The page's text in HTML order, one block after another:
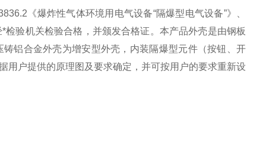
《爆炸性气体环境用电气设备“隔爆型电气设备”》、
检验机关检验合格，并颁发合格证。本产品外壳是由钢板
铝合金外壳为增安型外壳，内装隔爆型元件（按钮、开
用户提供的原理图及要求确定，并可按用户的要求重新设